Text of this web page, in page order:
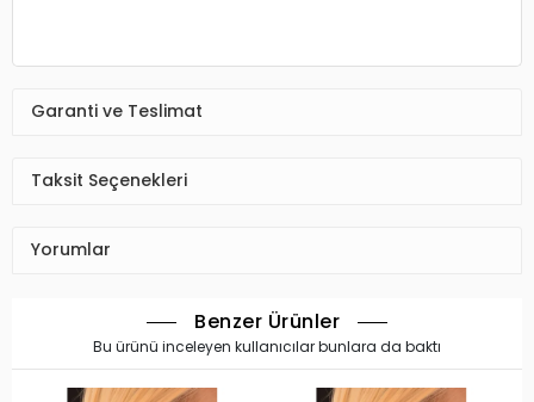
Garanti ve Teslimat
Taksit Seçenekleri
Yorumlar
Benzer Ürünler
Bu ürünü inceleyen kullanıcılar bunlara da baktı